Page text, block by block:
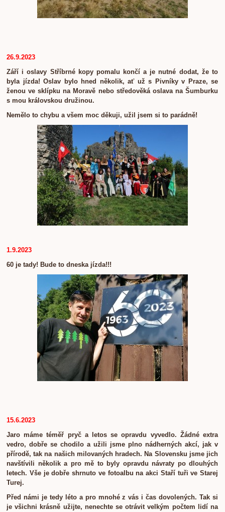
26.9.2023
Září i oslavy Stříbrné kopy pomalu končí a je nutné dodat, že to
byla jízda! Oslav bylo hned několik, ať už s Pivníky v Praze, se
ženou ve sklípku na Moravě nebo středověká oslava na Šumburku
s mou královskou družinou.
Nemělo to chybu a všem moc děkuji, užil jsem si to parádně!
1.9.2023
60 je tady! Bude to dneska jízda!!!
15.6.2023
Jaro máme téměř pryč a letos se opravdu vyvedlo. Žádné extra
vedro, dobře se chodilo a užili jsme plno nádherných akcí, jak v
přírodě, tak na našich milovaných hradech. Na Slovensku jsme jich
navštívili několik a pro mě to byly opravdu návraty po dlouhých
letech. Vše je dobře shrnuto ve fotoalbu na akci Staří tuři ve Starej
Turej.
Před námi je tedy léto a pro mnohé z vás i čas dovolených. Tak si
je všichni krásně užijte, nenechte se otrávit velkým počtem lidí na